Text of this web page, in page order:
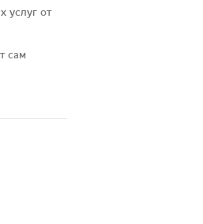
услуг от
сам